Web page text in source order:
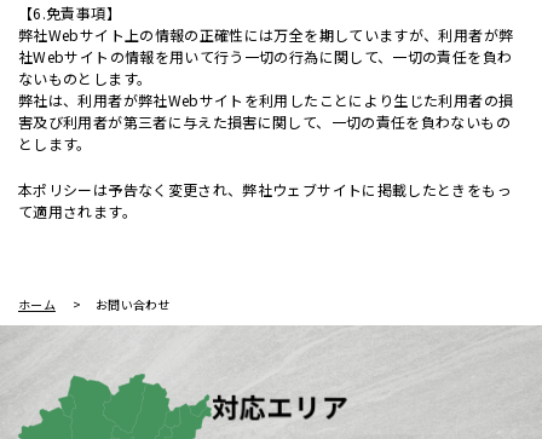
【6.免責事項】
弊社Webサイト上の情報の正確性には万全を期していますが、利用者が弊
社Webサイトの情報を用いて行う一切の行為に関して、一切の責任を負わ
ないものとします。
弊社は、利用者が弊社Webサイトを利用したことにより生じた利用者の損
害及び利用者が第三者に与えた損害に関して、一切の責任を負わないもの
とします。
本ポリシーは予告なく変更され、弊社ウェブサイトに掲載したときをもっ
て適用されます。
ホーム お問い合わせ
対応エリア